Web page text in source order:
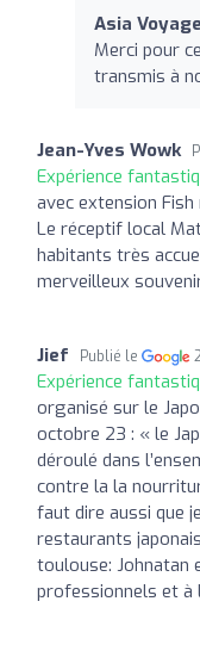
Asia
Merci pour
transmis à
Jean-Yves Wowk
Expérience
avec extension
Le réceptif local
habitants très
merveilleux
Jief Publié le
Expérience
organisé sur le
octobre 23 : « le
déroulé dans
contre la la
faut dire aussi que
restaurants
toulouse: Johnatan
professionnels et à